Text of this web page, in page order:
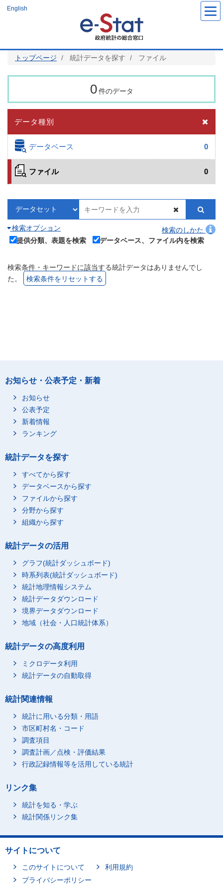
ツ
English
トップページ 統計データを探す ファイル
0 件のデータ
データ種別
データベース 0
ファイル 0
検索オプション
検索のしかた
提供分類、表題を検索
データベース、ファイル内を検索
検索条件・キーワードに該当する統計データはありませんでし
た。
検索条件をリセットする
お知らせ・公表予定・新着
お知らせ
公表予定
新着情報
ランキング
統計データを探す
すべてから探す
データベースから探す
ファイルから探す
分野から探す
組織から探す
統計データの活用
グラフ(統計ダッシュボード)
時系列表(統計ダッシュボード)
統計地理情報システム
統計データダウンロード
境界データダウンロード
地域（社会・人口統計体系）
統計データの高度利用
ミクロデータ利用
統計データの自動取得
統計関連情報
統計に用いる分類・用語
市区町村名・コード
調査項目
調査計画／点検・評価結果
行政記録情報等を活用している統計
リンク集
統計を知る・学ぶ
統計関係リンク集
サイトについて
このサイトについて
利用規約
プライバシーポリシー